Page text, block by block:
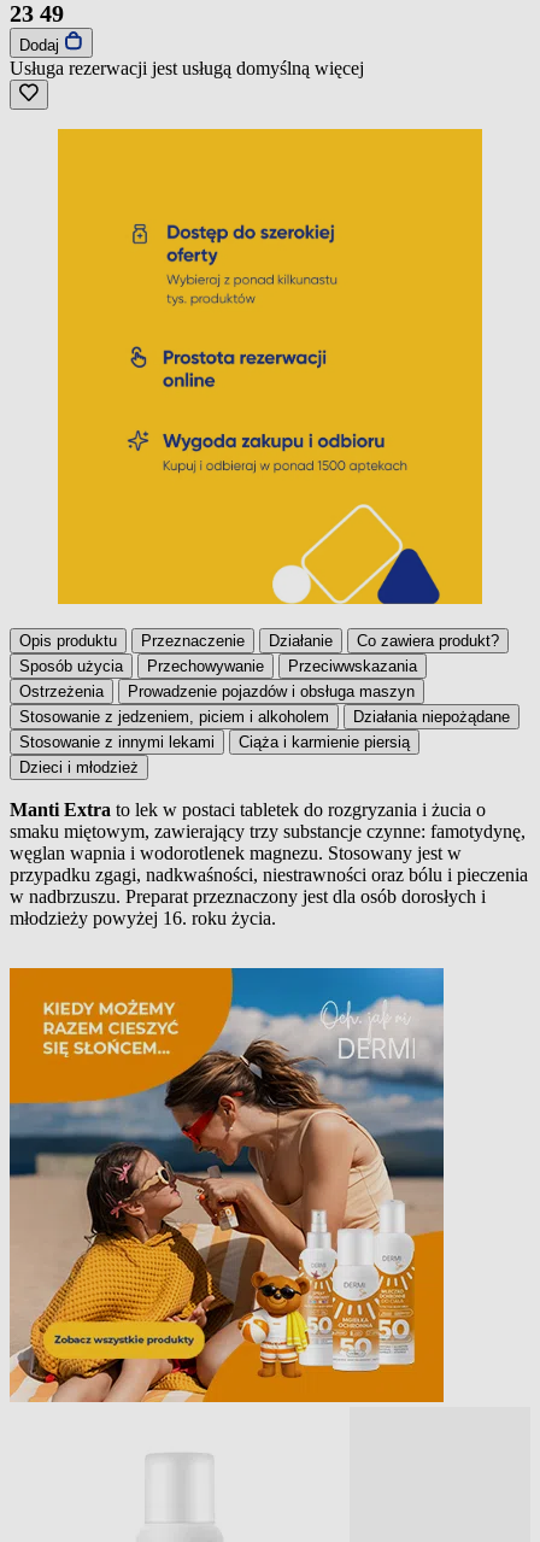
23 49
Dodaj
Usługa rezerwacji jest usługą domyślną więcej
Opis produktu Przeznaczenie Działanie
Co zawiera produkt?
Sposób użycia
Przechowywanie
Przeciwwskazania
Ostrzeżenia
Prowadzenie pojazdów i obsługa maszyn
Stosowanie z jedzeniem, piciem i alkoholem
Działania niepożądane
Stosowanie z innymi lekami
Ciąża i karmienie piersią
Dzieci i młodzież
Opis produktu
Manti Extra to lek w postaci tabletek do rozgryzania i żucia o
smaku miętowym, zawierający trzy substancje czynne: famotydynę,
węglan wapnia i wodorotlenek magnezu. Stosowany jest w
przypadku zgagi, nadkwaśności, niestrawności oraz bólu i pieczenia
w nadbrzuszu. Preparat przeznaczony jest dla osób dorosłych i
młodzieży powyżej 16. roku życia.